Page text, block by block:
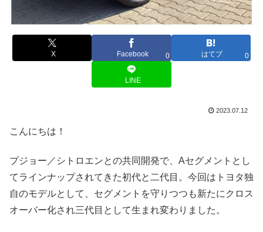
X Facebook 0 はてブ 0
LINE
2023.07.12
こんにちは！
プジョー／シトロエンとの共同開発で、Aセグメントとし
てラインナップされてきた初代と二代目。今回はトヨタ独
自のモデルとして、セグメントを守りつつも新たにクロス
オーバー化され三代目として生まれ変わりました。